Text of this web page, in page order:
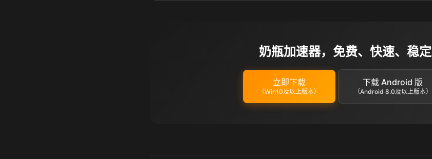
奶瓶加速器，免费、快速、稳定
立即下载
（Win10及以上版本）
下载 Android 版
（Android 8.0及以上版本）